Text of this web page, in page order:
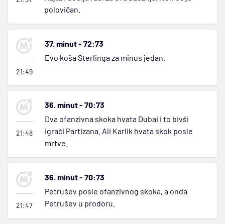
polovičan.
21:49
37. minut - 72:73
Evo koša Sterlinga za minus jedan.
21:48
36. minut - 70:73
Dva ofanzivna skoka hvata Dubai i to bivši
igrači Partizana. Ali Karlik hvata skok posle
mrtve.
21:47
36. minut - 70:73
Petrušev posle ofanzivnog skoka, a onda
Petrušev u prodoru.